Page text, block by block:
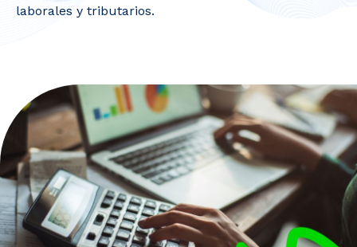
Eventos
CAM Santiago
Unidades de Servicios
laborales y tributarios.